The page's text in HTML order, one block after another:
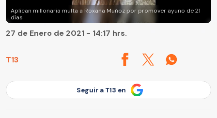
Aplican millonaria multa a Roxana Muñoz por promover ayuno de 21
días
T13
27 de Enero de 2021 - 14:17 hrs.
Seguir a T13 en